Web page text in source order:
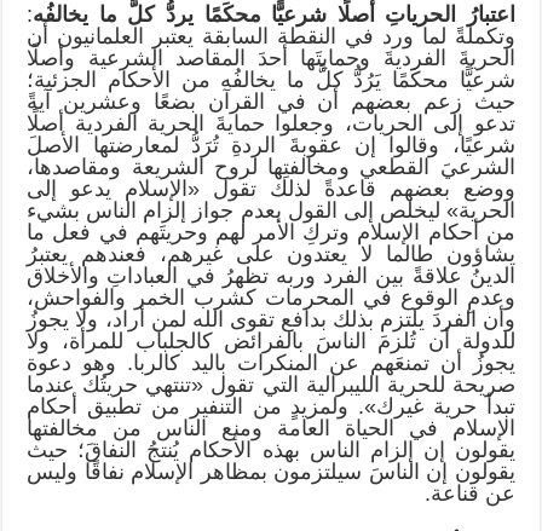
اعتبارُ الحرياتِ أصلًا شرعيًّا محكَمًا يردُّ كلَّ ما يخالفُه:
وتكملةً لما ورد في النقطة السابقة يعتبر العلمانيون أن
الحريةَ الفرديةَ وحمايتَها أحدَ المقاصد الشرعية وأصلًا
شرعيًّا محكَمًا يَرُدُّ كلَّ ما يخالفُه من الأحكام الجزئية؛
حيث زعم بعضهم أن في القرآن بضعًا وعشرين آيةً
تدعو إلى الحريات، وجعلوا حمايةَ الحرية الفردية أصلًا
شرعيًا، وقالوا إن عقوبةَ الردةِ تُرَدُّ لمعارضتها الأصلَ
الشرعيَ القطعي ومخالفتِها لروح الشريعة ومقاصدها،
ووضع بعضهم قاعدةً لذلك تقول «الإسلام يدعو إلى
الحرية» ليخلص إلى القول بعدم جواز إلزام الناس بشيء
من أحكام الإسلام وتركِ الأمر لهم وحريتَهم في فعل ما
يشاؤون طالما لا يعتدون على غيرهم، فعندهم يعتبرُ
الدينُ علاقةً بين الفرد وربه تظهرُ في العباداتِ والأخلاق
وعدمِ الوقوع في المحرمات كشرب الخمر والفواحش،
وأن الفردَ يلتزم بذلك بدافع تقوى الله لمن أراد، ولا يجوزُ
للدولة أن تُلزمَ الناسَ بالفرائض كالجلباب للمرأة، ولا
يجوزُ أن تمنعَهم عن المنكرات باليد كالربا. وهو دعوة
صريحة للحرية الليبرالية التي تقول «تنتهي حريتُك عندما
تبدأ حرية غيرك». ولمزيدٍ من التنفير من تطبيق أحكام
الإسلام في الحياة العامة ومنع الناس من مخالفتها
يقولون إن إلزام الناس بهذه الأحكام يُنتجُ النفاقَ؛ حيث
يقولون إن الناسَ سيلتزمون بمظاهر الإسلام نفاقًا وليس
عن قناعة.